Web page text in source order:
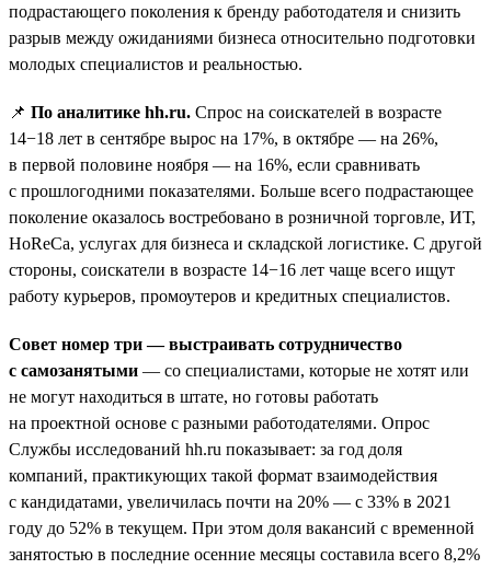
подрастающего поколения к бренду работодателя и снизить
разрыв между ожиданиями бизнеса относительно подготовки
молодых специалистов и реальностью.
📌 По аналитике hh.ru. Спрос на соискателей в возрасте
14−18 лет в сентябре вырос на 17%, в октябре — на 26%,
в первой половине ноября — на 16%, если сравнивать
с прошлогодними показателями. Больше всего подрастающее
поколение оказалось востребовано в розничной торговле, ИТ,
HoReCa, услугах для бизнеса и складской логистике. С другой
стороны, соискатели в возрасте 14−16 лет чаще всего ищут
работу курьеров, промоутеров и кредитных специалистов.
Совет номер три — выстраивать сотрудничество
с самозанятыми — со специалистами, которые не хотят или
не могут находиться в штате, но готовы работать
на проектной основе с разными работодателями. Опрос
Службы исследований hh.ru показывает: за год доля
компаний, практикующих такой формат взаимодействия
с кандидатами, увеличилась почти на 20% — с 33% в 2021
году до 52% в текущем. При этом доля вакансий с временной
занятостью в последние осенние месяцы составила всего 8,2%